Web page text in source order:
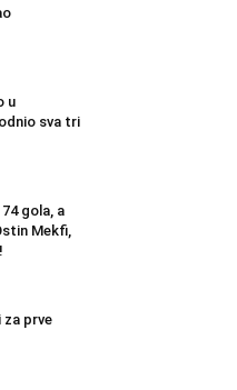
u
sva tri
gola, a
Mekfi,
prve